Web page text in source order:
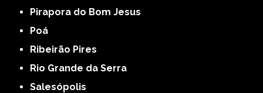
Pirapora do Bom Jesus
Poá
Ribeirão Pires
Rio Grande da Serra
Salesópolis